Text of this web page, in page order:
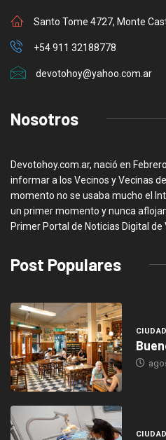
Santo Tome 4727, Monte
+54 911 32188778
devotohoy@yahoo.com.ar
Nosotros
Devotohoy.com.ar, nació en
informar a los Vecinos y Vecinas
momento no se usaba mucho el
un primer momento y nunca
Primer Portal de Noticias Digital de
Post Populares
CIUDAD
CIUDAD